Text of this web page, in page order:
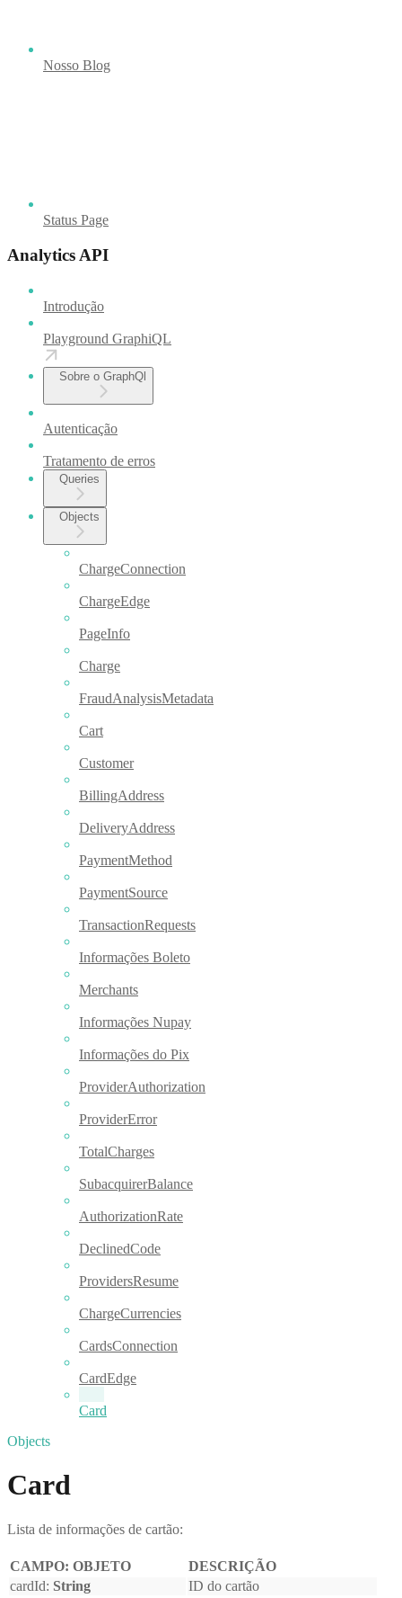
Nosso Blog
Status Page
Analytics API
Introdução
Playground GraphiQL
Sobre o GraphQl
Autenticação
Tratamento de erros
Queries
Objects
ChargeConnection
ChargeEdge
PageInfo
Charge
FraudAnalysisMetadata
Cart
Customer
BillingAddress
DeliveryAddress
PaymentMethod
PaymentSource
TransactionRequests
Informações Boleto
Merchants
Informações Nupay
Informações do Pix
ProviderAuthorization
ProviderError
TotalCharges
SubacquirerBalance
AuthorizationRate
DeclinedCode
ProvidersResume
ChargeCurrencies
CardsConnection
CardEdge
Card
Objects
Card
Lista de informações de cartão:
CAMPO: OBJETO
DESCRIÇÃO
cardId: String
ID do cartão